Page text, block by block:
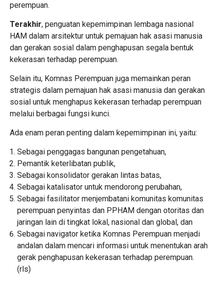
perempuan.
Terakhir, penguatan kepemimpinan lembaga nasional
HAM dalam arsitektur untuk pemajuan hak asasi manusia
dan gerakan sosial dalam penghapusan segala bentuk
kekerasan terhadap perempuan.
Selain itu, Komnas Perempuan juga memainkan peran
strategis dalam pemajuan hak asasi manusia dan gerakan
sosial untuk menghapus kekerasan terhadap perempuan
melalui berbagai fungsi kunci.
‎Ada enam peran penting dalam kepemimpinan ini, yaitu:
‎Sebagai penggagas bangunan pengetahuan,
‎Pemantik keterlibatan publik,
‎Sebagai konsolidator gerakan lintas batas,
‎Sebagai katalisator untuk mendorong perubahan,
‎Sebagai fasilitator menjembatani komunitas komunitas
perempuan penyintas dan PPHAM dengan otoritas dan
jaringan lain di tingkat lokal, nasional dan global, dan
‎Sebagai navigator ketika Komnas Perempuan menjadi
andalan dalam mencari informasi untuk menentukan arah
gerak penghapusan kekerasan terhadap perempuan.
(rls)